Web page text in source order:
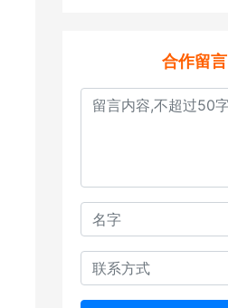
合作留言